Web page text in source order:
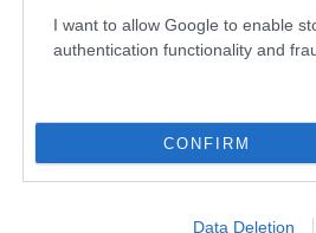
I want to allow Google to enable
authentication functionality and
CONFIRM
Data Deletion